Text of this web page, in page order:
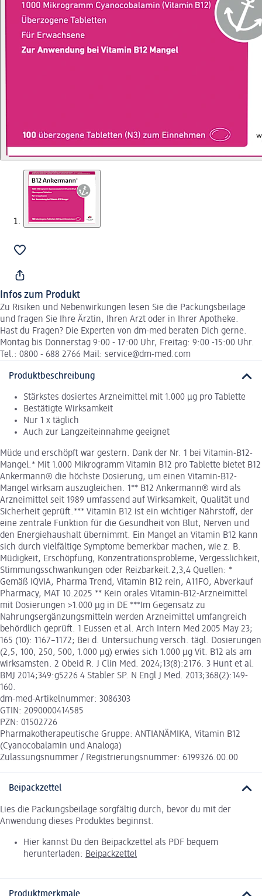
Infos zum Produkt
Zu Risiken und Nebenwirkungen lesen Sie die Packungsbeilage
und fragen Sie Ihre Ärztin, Ihren Arzt oder in Ihrer Apotheke.
Hast du Fragen? Die Experten von dm-med beraten Dich gerne.
Montag bis Donnerstag 9:00 - 17:00 Uhr, Freitag: 9:00 -15:00 Uhr.
Tel.: 0800 - 688 2766 Mail: service@dm-med.com
Produktbeschreibung
Stärkstes dosiertes Arzneimittel mit 1.000 µg pro Tablette
Bestätigte Wirksamkeit
Nur 1 x täglich
Auch zur Langzeiteinnahme geeignet
Müde und erschöpft war gestern. Dank der Nr. 1 bei Vitamin-B12-
Mangel.* Mit 1.000 Mikrogramm Vitamin B12 pro Tablette bietet B12
Ankermann® die höchste Dosierung, um einen Vitamin-B12-
Mangel wirksam auszugleichen. 1** B12 Ankermann® wird als
Arzneimittel seit 1989 umfassend auf Wirksamkeit, Qualität und
Sicherheit geprüft.*** Vitamin B12 ist ein wichtiger Nährstoff, der
eine zentrale Funktion für die Gesundheit von Blut, Nerven und
den Energiehaushalt übernimmt. Ein Mangel an Vitamin B12 kann
sich durch vielfältige Symptome bemerkbar machen, wie z. B.
Müdigkeit, Erschöpfung, Konzentrationsprobleme, Vergesslichkeit,
Stimmungsschwankungen oder Reizbarkeit.2,3,4 Quellen: *
Gemäß IQVIA, Pharma Trend, Vitamin B12 rein, A11FO, Abverkauf
Pharmacy, MAT 10.2025 ** Kein orales Vitamin-B12-Arzneimittel
mit Dosierungen >1.000 μg in DE ***Im Gegensatz zu
Nahrungsergänzungsmitteln werden Arzneimittel umfangreich
behördlich geprüft. 1 Eussen et al. Arch Intern Med 2005 May 23;
165 (10): 1167–1172; Bei d. Untersuchung versch. tägl. Dosierungen
(2,5, 100, 250, 500, 1.000 μg) erwies sich 1.000 μg Vit. B12 als am
wirksamsten. 2 Obeid R. J Clin Med. 2024;13(8):2176. 3 Hunt et al.
BMJ 2014;349:g5226 4 Stabler SP. N Engl J Med. 2013;368(2):149-
160.
dm-med-Artikelnummer: 3086303
GTIN: 2090000414585
PZN: 01502726
Pharmakotherapeutische Gruppe: ANTIANÄMIKA, Vitamin B12
(Cyanocobalamin und Analoga)
Zulassungsnummer / Registrierungsnummer: 6199326.00.00
Beipackzettel
Lies die Packungsbeilage sorgfältig durch, bevor du mit der
Anwendung dieses Produktes beginnst.
Hier kannst Du den Beipackzettel als PDF bequem
herunterladen: Beipackzettel